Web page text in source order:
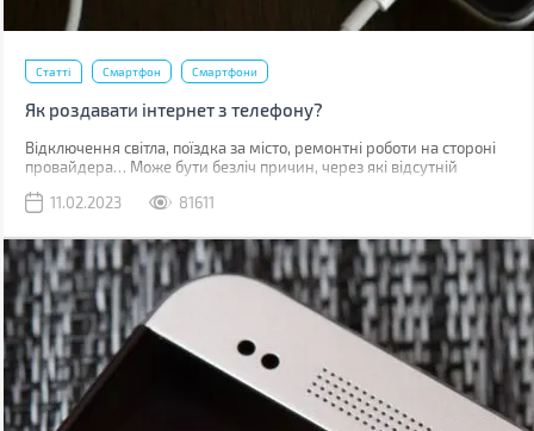
Статті Смартфон Смартфони
Як роздавати інтернет з телефону?
Відключення світла, поїздка за місто, ремонтні роботи на стороні
провайдера… Може бути безліч причин, через які відсутній
мобільна мережа, звичайно, якщо ви знаходитесь у зоні її
11.02.2023 81611